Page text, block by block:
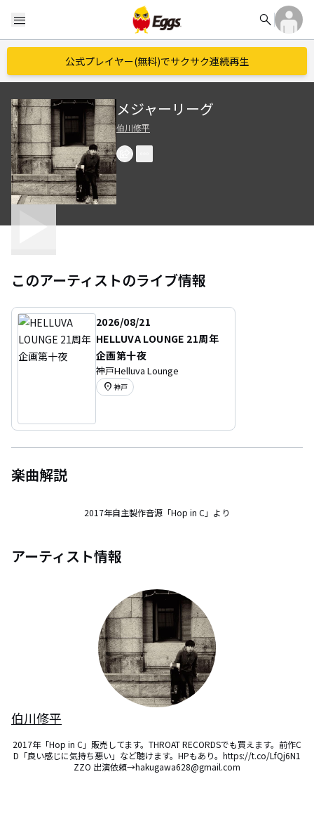
menu search
公式プレイヤー(無料)でサクサク連続再生
メジャーリーグ
伯川修平
このアーティストのライブ情報
2026/08/21
HELLUVA LOUNGE 21周年
企画第十夜
神戸Helluva Lounge
location_on 神戸
楽曲解説
2017年自主製作音源「Hop in C」より
アーティスト情報
伯川修平
2017年「Hop in C」販売してます。THROAT RECORDSでも買えます。前作C
D「良い感じに気持ち悪い」など聴けます。HPもあり。https://t.co/LfQj6N1
ZZO 出演依頼→hakugawa628@gmail.com